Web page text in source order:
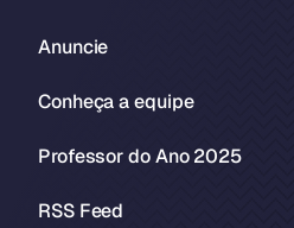
Anuncie
Conheça a equipe
Professor do Ano 2025
RSS Feed